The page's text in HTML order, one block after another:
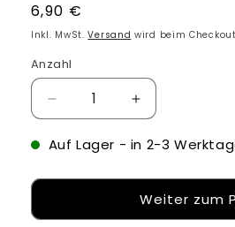
Normaler
Preis
6,90 €
Inkl. MwSt.Versand wird beim
Anzahl
Verringere
die
Menge
DTF
gestalten
Erhöhe
die
Menge
DTF
selbst
gestalten
Auf Lager - in 2-3
Weiter zum